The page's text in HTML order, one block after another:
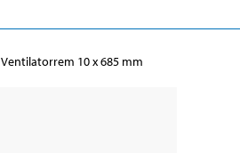
Ventilatorrem 10 x 685 mm